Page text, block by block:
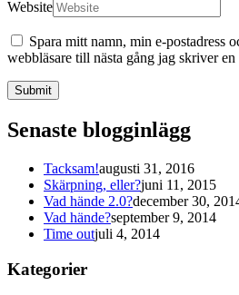
Website
Spara mitt namn, min e-postadress
webbläsare till nästa gång jag skriver en
Submit
Senaste blogginlägg
Tacksam!augusti 31, 2016
Skärpning, eller?juni 11, 2015
Vad hände 2.0?december 30,
Vad hände?september 9, 2014
Time outjuli 4, 2014
Kategorier